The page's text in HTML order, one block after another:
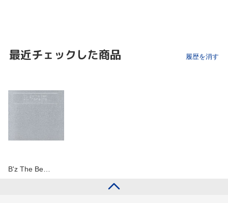
最近チェックした商品 履歴を消す
B'z The Be…